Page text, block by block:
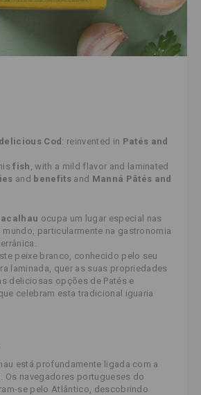
Cod : reinvented in Patés and
fish , with a mild flavor and laminated
and benefits and Manná Pâtés and
ocupa um lugar especial nas
particularmente na gastronomia
peixe branco, conhecido pelo seu
laminada, quer as suas propriedades
deliciosas opções de Patés e
celebram esta tradicional iguaria
está profundamente ligada com a
Os navegadores portugueses do
se pelo Atlântico, descobrindo